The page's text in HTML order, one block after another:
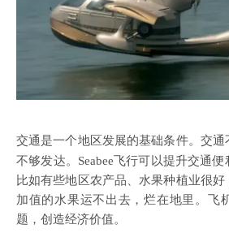
交通是一个地区发展的基础条件。交
不够发达。 Seabee飞行可以提升交通便
比如有些地区农产品、水果种植业很
加值的水果运不出去，烂在地里。飞
题，创造经济价值。